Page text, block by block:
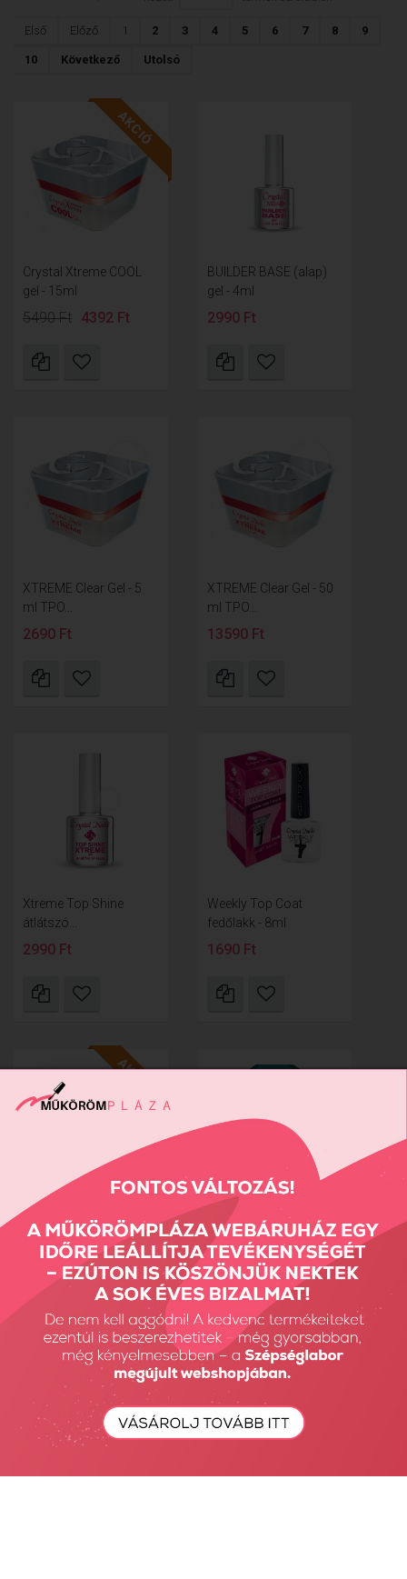
Első Előző 1 2 3 4 5 6 7 8 9
10 Következő Utolsó
AKCIÓ
Crystal Xtreme COOL
gel - 15ml
5490 Ft 4392 Ft
BUILDER BASE (alap)
gel - 4ml
2990 Ft
XTREME Clear Gel - 5
ml TPO...
2690 Ft
XTREME Clear Gel - 50
ml TPO...
13590 Ft
Xtreme Top Shine
átlátszó...
2990 Ft
Weekly Top Coat
fedőlakk - 8ml
1690 Ft
AKCIÓ
Nail Protector
Körömerősítő...
9900 Ft 6930 Ft
Xtreme Hard -
körömerősítő...
1190 Ft